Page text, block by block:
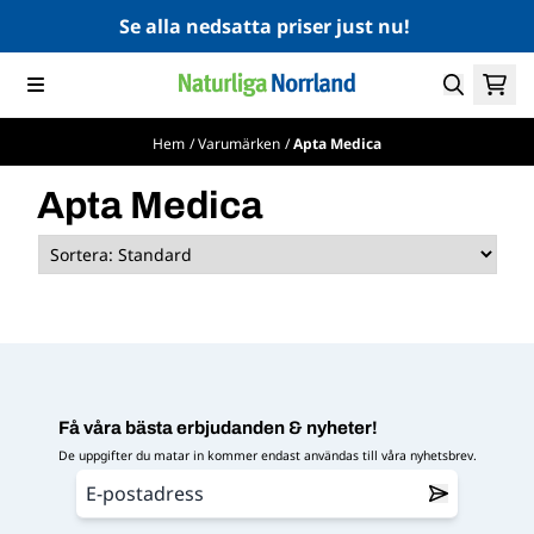
Hoppa till innehållSe alla nedsatta priser just nu!
Hem /Varumärken /Apta Medica
Apta Medica
Få våra bästa erbjudanden & nyheter!
De uppgifter du matar in kommer endast användas till våra nyhetsbrev.